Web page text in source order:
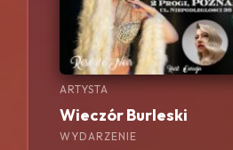
ARTYSTA
Wieczór Burleski
WYDARZENIE